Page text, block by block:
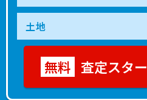
査定スタ